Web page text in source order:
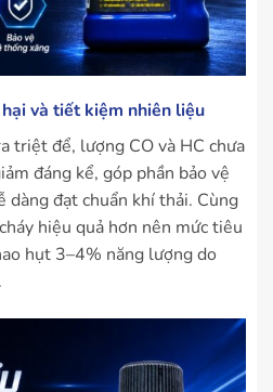
và tiết kiệm nhiên liệu
triệt để, lượng CO và HC chưa
đáng kể, góp phần bảo vệ
dàng đạt chuẩn khí thải. Cùng
hiệu quả hơn nên mức tiêu
hụt 3–4% năng lượng do